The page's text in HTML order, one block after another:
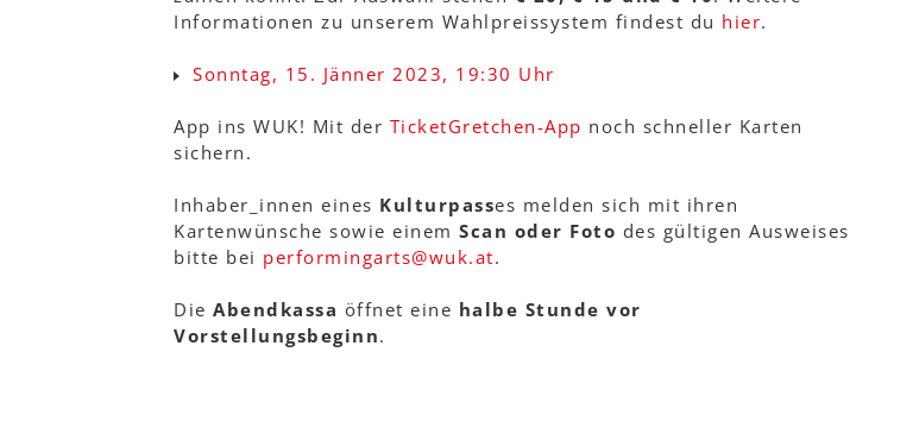
Informationen zu unserem Wahlpreissystem findest du hier.
Sonntag, 15. Jänner 2023, 19:30 Uhr
App ins WUK! Mit der TicketGretchen-App noch schneller Karten
sichern.
Inhaber_innen eines Kulturpasses melden sich mit ihren
Kartenwünsche sowie einem Scan oder Foto des gültigen Ausweises
bitte bei performingarts@wuk.at.
Die Abendkassa öffnet eine halbe Stunde vor
Vorstellungsbeginn.